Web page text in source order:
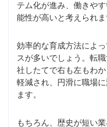
テム化が進み、働きや
能性が高いと考えられま
効率的な育成方法によ
スが多いでしょう。転
社したてで右も左もわ
軽減され、円滑に職場
ます。
もちろん、歴史が短い